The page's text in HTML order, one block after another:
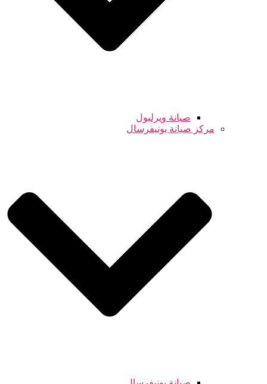
صيانة ويرلبول
مركز صيانة يونيفرسال